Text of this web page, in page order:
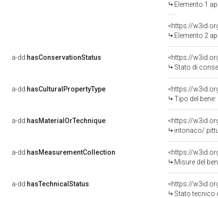
Elemento 1
<https://
Elemento 2
a-dd:hasConservationStatus
<https://
Stato di
a-dd:hasCulturalPropertyType
<https://
Tipo del
a-dd:hasMaterialOrTechnique
intonaco/
a-dd:hasMeasurementCollection
<https://
Misure del
a-dd:hasTechnicalStatus
<https://
Stato tecnico